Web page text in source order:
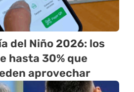
del Niño 2026: los
hasta 30% que
aprovechar